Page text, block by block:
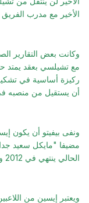
الأخير مع مدرب الفريق
وكانت بعض التقارير
ركيزة أساسية في
أن يستقيل من منصبه
ونفى بيفيتو أن يكون
مضيفا "مايكل سعيد
الحالي ينتهي في 2012 وليس هناك أي اتصال مع انتر ميلان".
ويعتبر إيسين من